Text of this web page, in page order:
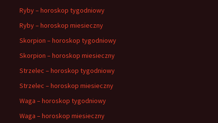
Ryby – horoskop tygodniowy
Ryby – horoskop miesieczny
Skorpion – horoskop tygodniowy
Skorpion – horoskop miesieczny
Strzelec – horoskop tygodniowy
Strzelec – horoskop miesieczny
Waga – horoskop tygodniowy
Waga – horoskop miesieczny